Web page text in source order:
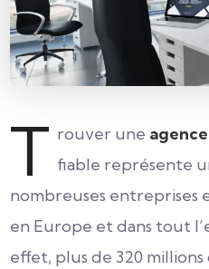
T rouver une
fiable représente
nombreuses entreprises
en Europe et dans tout
effet, plus de 320